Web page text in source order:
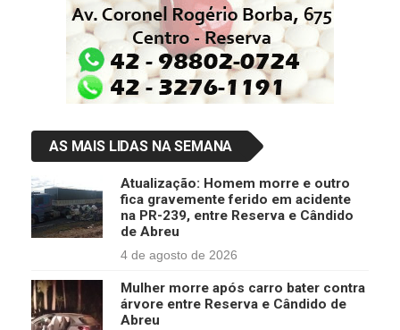
AS MAIS LIDAS NA SEMANA
Atualização: Homem morre e outro
fica gravemente ferido em acidente
na PR-239, entre Reserva e Cândido
de Abreu
4 de agosto de 2026
Mulher morre após carro bater contra
árvore entre Reserva e Cândido de
Abreu